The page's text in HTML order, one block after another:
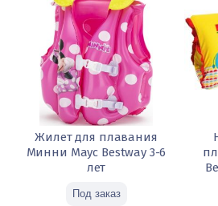
Жилет для плавания
Минни Маус Bestway 3-6
лет